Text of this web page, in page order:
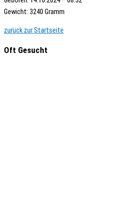
Gewicht: 3240 Gramm
zurück zur Startseite
Oft Gesucht